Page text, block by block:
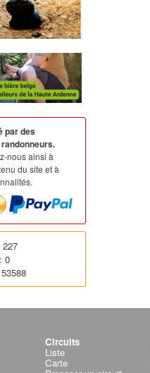
par des
nous ainsi à
du site et à
0
Circuits
Liste
Carte